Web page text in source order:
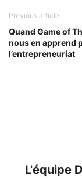
Previous article
Quand Game of
nous en apprend
l’entrepreneuriat
L'équipe